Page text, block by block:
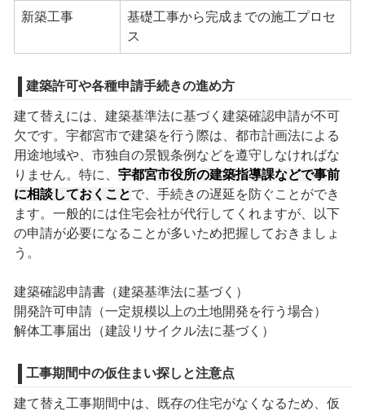
新築工事
基礎工事から完成までの施工プロセ
ス
建築許可や各種申請手続きの進め方
建て替えには、建築基準法に基づく建築確認申請が不可
欠です。宇都宮市で建築を行う際は、都市計画法による
用途地域や、市独自の景観条例などを遵守しなければな
りません。特に、 宇都宮市役所の建築指導課などで事前
に相談しておくことで、手続きの遅延を防ぐことができ
ます。一般的には住宅会社が代行してくれますが、以下
の申請が必要になることが多いため把握しておきましょ
う。
建築確認申請書（建築基準法に基づく）
開発許可申請（一定規模以上の土地開発を行う場合）
解体工事届出（建設リサイクル法に基づく）
工事期間中の仮住まい探しと注意点
建て替え工事期間中は、既存の住宅がなくなるため、仮